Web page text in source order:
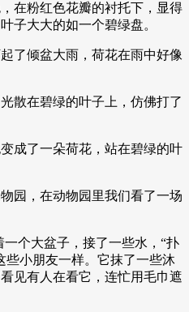
在粉红色花瓣的衬托下，显得
子大大的如一个碧绿盘。
倾盆大雨，荷花在雨中好像
在碧绿的叶子上，仿佛打了
了一朵荷花，站在碧绿的叶
，在动物园里我们看了一场
个大盆子，接了一些水，“扑
些小朋友一样。它抹了一些沐
见有人在看它，连忙用毛巾遮